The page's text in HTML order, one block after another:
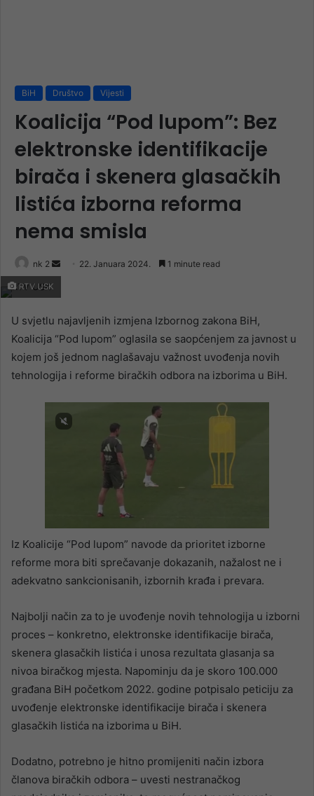
BiH Društvo Vijesti
Koalicija “Pod lupom”: Bez
elektronske identifikacije
birača i skenera glasačkih
listića izborna reforma
nema smisla
nk 2
Send
email
22. Januara 2024. 1 minute read
RTV USK
U svjetlu najavljenih izmjena Izbornog zakona BiH,
Koalicija “Pod lupom” oglasila se saopćenjem za javnost u
kojem još jednom naglašavaju važnost uvođenja novih
tehnologija i reforme biračkih odbora na izborima u BiH.
Iz Koalicije “Pod lupom” navode da prioritet izborne
reforme mora biti sprečavanje dokazanih, nažalost ne i
adekvatno sankcionisanih, izbornih krađa i prevara.
Najbolji način za to je uvođenje novih tehnologija u izborni
proces – konkretno, elektronske identifikacije birača,
skenera glasačkih listića i unosa rezultata glasanja sa
nivoa biračkog mjesta. Napominju da je skoro 100.000
građana BiH početkom 2022. godine potpisalo peticiju za
uvođenje elektronske identifikacije birača i skenera
glasačkih listića na izborima u BiH.
Dodatno, potrebno je hitno promijeniti način izbora
članova biračkih odbora – uvesti nestranačkog